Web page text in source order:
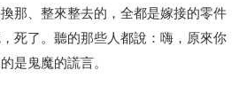
那、整來整去的，全都是嫁接的零件
死了。聽的那些人都說：嗨，原來你
是鬼魔的謊言。